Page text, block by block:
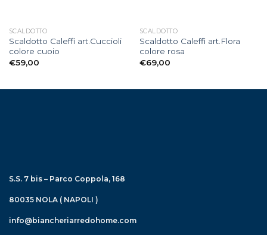
SCALDOTTO
Scaldotto Caleffi art.Cuccioli
colore cuoio
€59,00
SCALDOTTO
Scaldotto Caleffi art.Flora
colore rosa
€69,00
S.S. 7 bis – Parco Coppola, 168
80035 NOLA ( NAPOLI )
info@biancheriarredohome.com